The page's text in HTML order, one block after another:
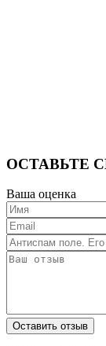
ОСТАВЬТЕ
Ваша оценка